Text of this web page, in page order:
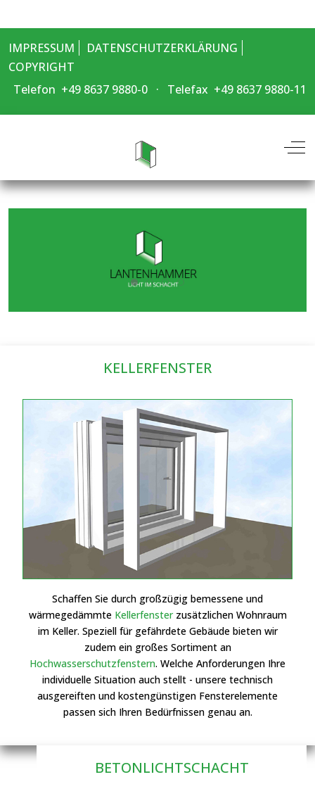
IMPRESSUM
DATENSCHUTZERKLÄRUNG
COPYRIGHT
Telefon +49 8637 9880-0 ·
Telefax +49 8637 9880-11
Off-
KELLERFENSTER
Schaffen Sie durch großzügig bemessene und
wärmegedämmte Kellerfensterzusätzlichen Wohnraum
im Keller. Speziell für gefährdete Gebäude bieten wir
zudem ein großes Sortiment an
Hochwasserschutzfenstern. Welche Anforderungen Ihre
individuelle Situation auch stellt - unsere technisch
ausgereiften und kostengünstigen Fensterelemente
passen sich Ihren Bedürfnissen genau an.
BETONLICHTSCHACHT